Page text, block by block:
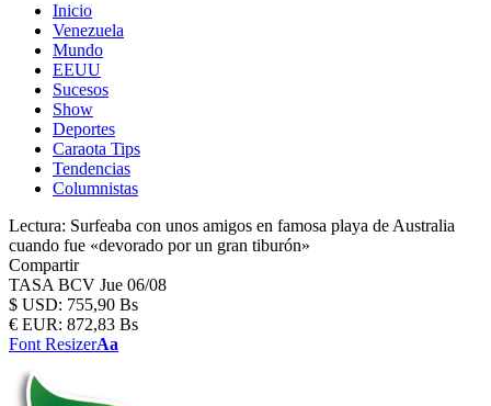
Inicio
Venezuela
Mundo
EEUU
Sucesos
Show
Deportes
Caraota Tips
Tendencias
Columnistas
Lectura: Surfeaba con unos amigos en famosa playa de Australia
cuando fue «devorado por un gran tiburón»
Compartir
TASA BCV Jue 06/08
$ USD: 755,90 Bs
€ EUR: 872,83 Bs
Font ResizerAa